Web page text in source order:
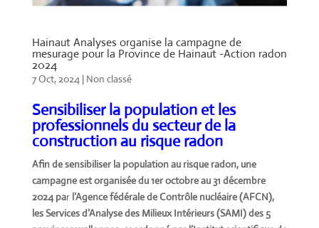
Hainaut Analyses organise la campagne de
mesurage pour la Province de Hainaut -Action radon
2024
7 Oct, 2024| Non classé
Sensibiliser la population et les
professionnels du secteur de la
construction au risque radon
Afin de sensibiliser la population au risque radon, une
campagne est organisée du 1er octobre au 31 décembre
2024 par l’Agence fédérale de Contrôle nucléaire (AFCN),
les Services d’Analyse des Milieux Intérieurs (SAMI) des 5